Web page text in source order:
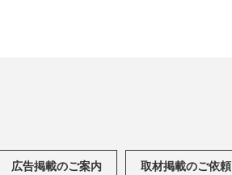
広告掲載のご案内 取材掲載のご依頼